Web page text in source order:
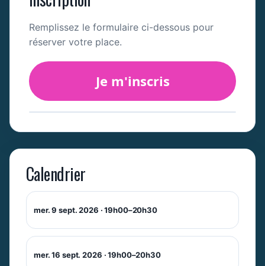
Remplissez le formulaire ci-dessous pour
réserver votre place.
Je m'inscris
Calendrier
mer. 9 sept. 2026 · 19h00–20h30
mer. 16 sept. 2026 · 19h00–20h30